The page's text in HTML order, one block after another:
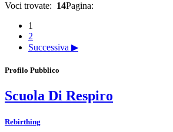
Voci trovate: 14Pagina:
1
2
Successiva ▶
Profilo Pubblico
Scuola Di Respiro
Rebirthing